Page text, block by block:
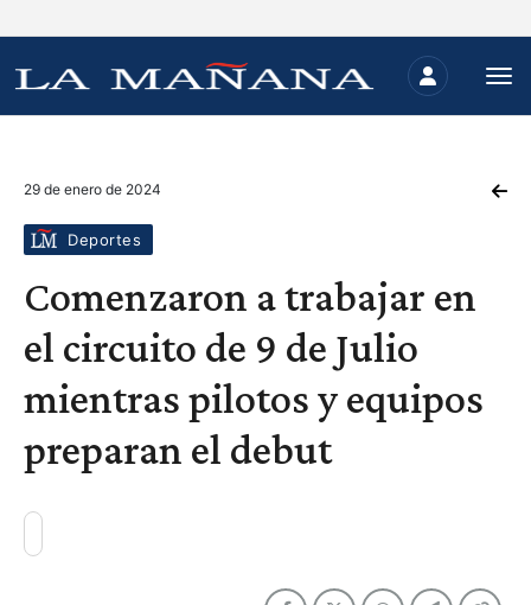
29 de enero de 2024
Deportes
Comenzaron a trabajar en
el circuito de 9 de Julio
mientras pilotos y equipos
preparan el debut